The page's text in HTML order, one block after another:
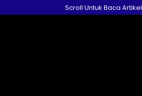
ke
Scroll Untuk Baca Artikel